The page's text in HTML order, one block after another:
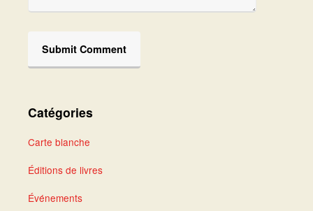
Catégories
Carte blanche
Éditions de livres
Événements